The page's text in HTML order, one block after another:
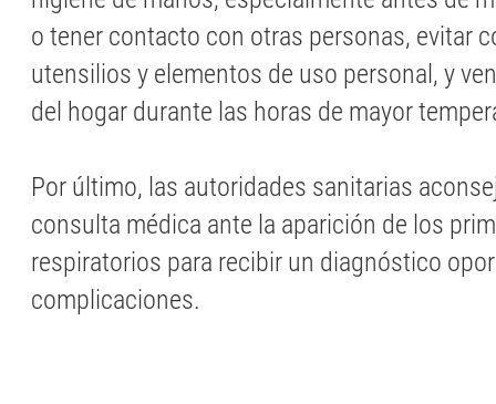
o tener contacto con otras personas, evitar
utensilios y elementos de uso personal, y
del hogar durante las horas de mayor
Por último, las autoridades sanitarias
consulta médica ante la aparición de los
respiratorios para recibir un diagnóstico
complicaciones.